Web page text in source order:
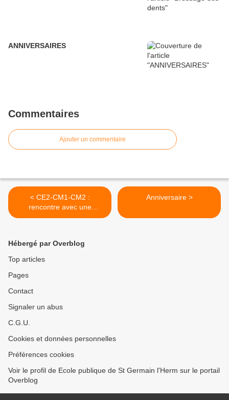
ANNIVERSAIRES
Commentaires
Ajouter un commentaire
< CE2-CM1-CM2 :
rencontre avec une
illustratrice
Anniversaire >
Hébergé par Overblog
Top articles
Pages
Contact
Signaler un abus
C.G.U.
Cookies et données personnelles
Préférences cookies
Voir le profil de Ecole publique de St Germain l'Herm sur le portail
Overblog